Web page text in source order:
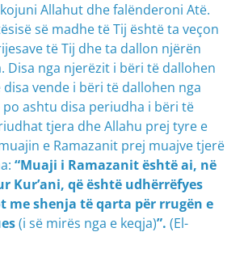
Allahut dhe falënderoni Atë.
së madhe të Tij është ta veçon
të Tij dhe ta dallon njërën
Disa nga njerëzit i bëri të dallohen
vende i bëri të dallohen nga
ashtu disa periudha i bëri të
tjera dhe Allahu prej tyre e
e Ramazanit prej muajve tjerë
“Muaji i Ramazanit është ai, në
Kur’ani, që është udhërrëfyes
me shenja të qarta për rrugën e
(i së mirës nga e keqja)”.(El-